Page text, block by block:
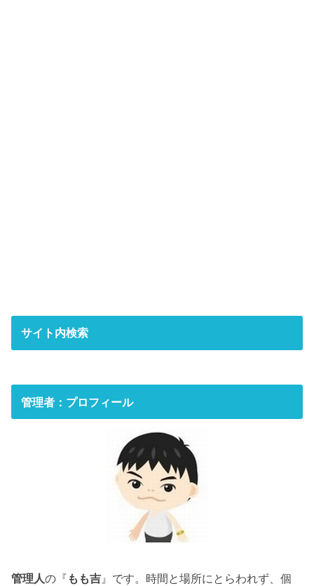
サイト内検索
管理者：プロフィール
管理人の『 もも吉 』です。時間と場所にとらわれず、個